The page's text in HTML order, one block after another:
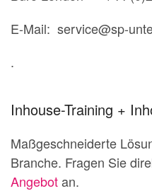
E-Mail: service@sp-
.
Inhouse-Training +
Maßgeschneiderte
Branche. Fragen Sie
Angebotan.